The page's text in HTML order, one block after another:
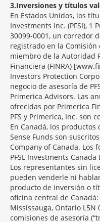
3 Inversiones y títulos
En Estados Unidos, los
Investments Inc. (PFSI), 1
30099-0001, un corredor
registrado en la Comisión
miembro de la Autoridad
Financiera (FINRA)
Investors Protection
negocio de asesoría de
Primerica Advisors. Las
ofrecidas por Primerica
PFS y Primerica, Inc. son
En Canadá, los productos
Sense Funds son
Company of Canada. Los
PFSL Investments
Los representantes sin
pueden venderle ni
producto de inversión o
oficina central de
Mississauga, Ontario L5N
comisiones de asesoría